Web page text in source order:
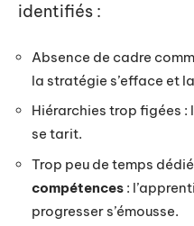
identifiés :
Absence de cadre
la stratégie s’efface et
Hiérarchies trop figées :
se tarit.
Trop peu de temps
compétences :
progresser s’émousse.